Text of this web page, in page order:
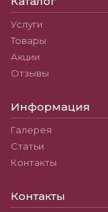
Услуги
Товары
Акции
Отзывы
Информация
Галерея
Статьи
Контакты
Контакты